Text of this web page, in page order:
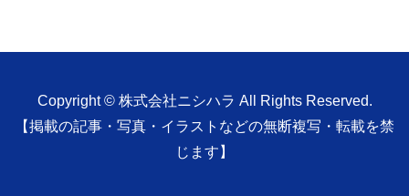
Copyright © 株式会社ニシハラ All Rights Reserved.
【掲載の記事・写真・イラストなどの無断複写・転載を禁
じます】